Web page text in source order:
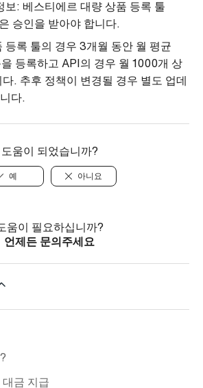
보: 베스티에르 대량 상품 등록 툴
승인을 받아야 합니다.
등록 툴의 경우 3개월 동안 월 평균
등록하고 API의 경우 월 1000개 상
. 추후 정책이 변경될 경우 별도 업데
다.
도움이 되었습니까?
예 아니요
움이 필요하십니까?
언제든 문의주세요
금 지급